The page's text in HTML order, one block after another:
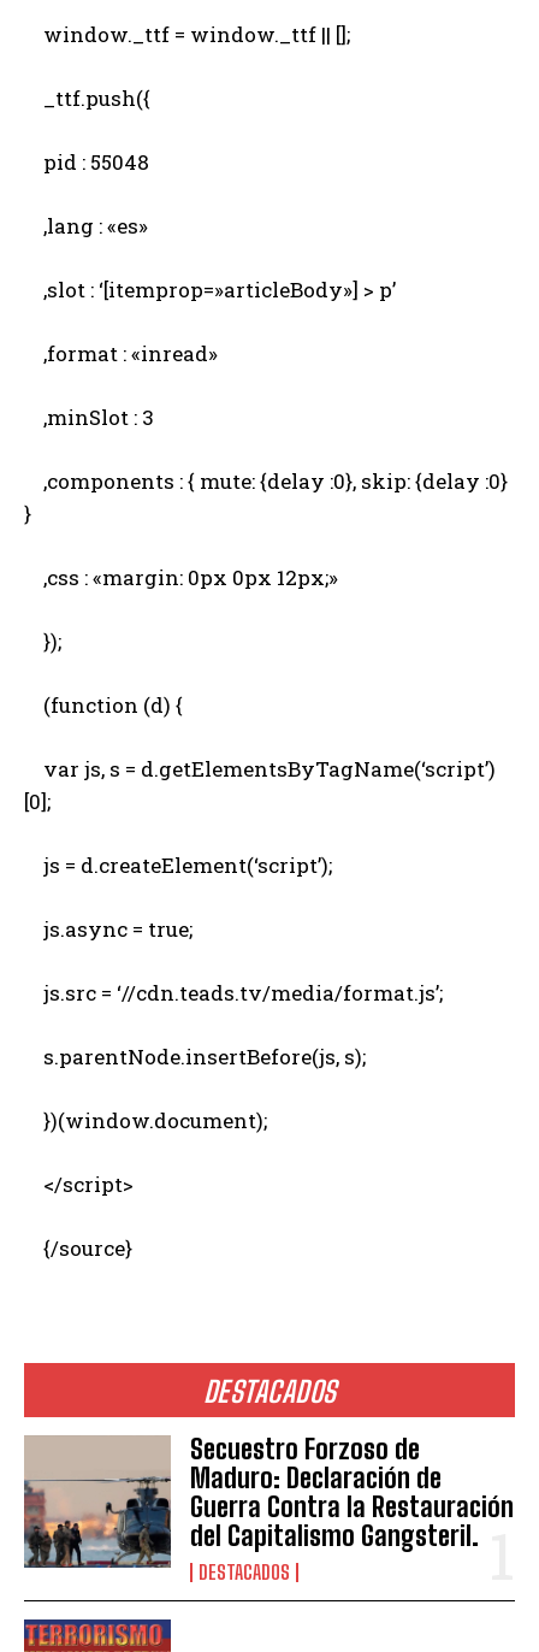
DESTACADOS
Secuestro Forzoso de
Maduro: Declaración de
Guerra Contra la Restauración
del Capitalismo Gangsteril.
DESTACADOS
window._ttf = window._ttf || [];
_ttf.push({
pid : 55048
,lang : «es»
,slot : ‘[itemprop=»articleBody»] > p’
,format : «inread»
,minSlot : 3
,components : { mute: {delay :0}, skip: {delay :0}
}
,css : «margin: 0px 0px 12px;»
});
(function (d) {
var js, s = d.getElementsByTagName(‘script’)
[0];
js = d.createElement(‘script’);
js.async = true;
js.src = ‘//cdn.teads.tv/media/format.js’;
s.parentNode.insertBefore(js, s);
})(window.document);
</script>
{/source}